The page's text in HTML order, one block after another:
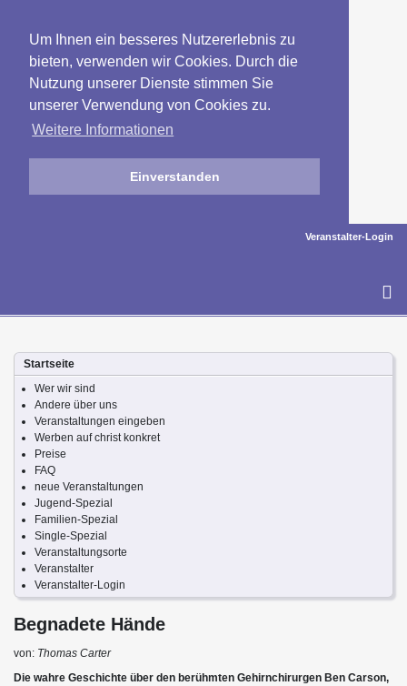
Um Ihnen ein besseres Nutzererlebnis zu
bieten, verwenden wir Cookies. Durch die
Nutzung unserer Dienste stimmen Sie
unserer Verwendung von Cookies zu.
Weitere Informationen
Einverstanden
Veranstalter-Login
Startseite
Wer wir sind
Andere über uns
Veranstaltungen eingeben
Werben auf christ konkret
Preise
FAQ
neue Veranstaltungen
Jugend-Spezial
Familien-Spezial
Single-Spezial
Veranstaltungsorte
Veranstalter
Veranstalter-Login
Begnadete Hände
von: Thomas Carter
Die wahre Geschichte über den berühmten Gehirnchirurgen Ben Carson,